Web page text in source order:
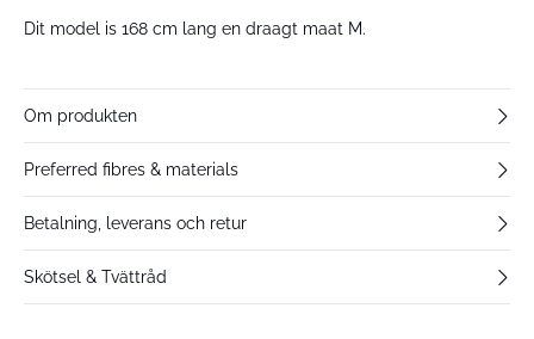
Dit model is 168 cm lang en draagt maat M.
Om produkten
Preferred fibres & materials
Betalning, leverans och retur
Skötsel & Tvättråd